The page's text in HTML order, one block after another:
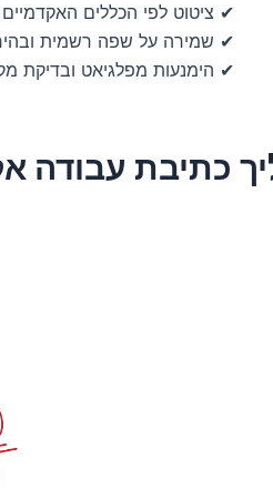
✔ ציטוט לפי הכללים האקדמיים
✔ שמירה על שפה רשמית
✔ הימנעות מפלגיאט ובדיקת
כתיבת עבודה